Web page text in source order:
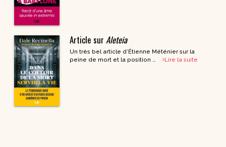
Article sur Aleteia
Un très bel article d’Étienne Méténier sur la
peine de mort et la position …
Lire la suite